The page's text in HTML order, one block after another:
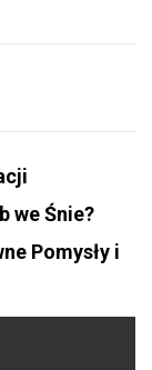
we Śnie?
Pomysły i